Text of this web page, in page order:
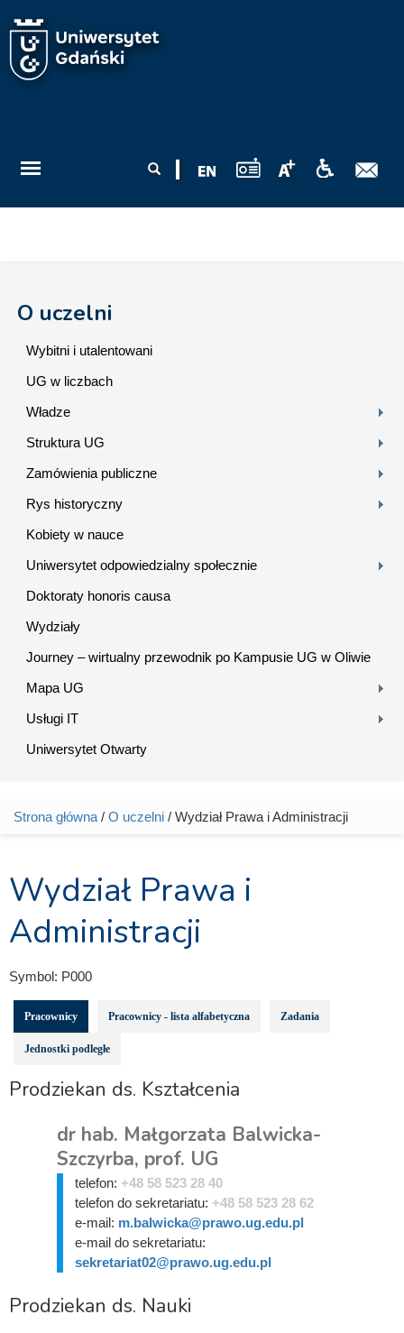
wyszukiwania
O uczelni
Wybitni i utalentowani
UG w liczbach
Władze
Struktura UG
Zamówienia publiczne
Rys historyczny
Kobiety w nauce
Uniwersytet odpowiedzialny społecznie
Doktoraty honoris causa
Wydziały
Journey – wirtualny przewodnik po Kampusie UG w Oliwie
Mapa UG
Usługi IT
Uniwersytet Otwarty
Jesteś tutaj
Strona główna / O uczelni / Wydział Prawa i Administracji
Wydział Prawa i
Administracji
Symbol: P000
Pracownicy Pracownicy - lista alfabetyczna Zadania
Jednostki podległe
Prodziekan ds. Kształcenia
dr hab. Małgorzata Balwicka-
Szczyrba, prof. UG
telefon: +48 58 523 28 40
telefon do sekretariatu: +48 58 523 28 62
e-mail: m.balwicka@prawo.ug.edu.pl
e-mail do sekretariatu:
sekretariat02@prawo.ug.edu.pl
Prodziekan ds. Nauki